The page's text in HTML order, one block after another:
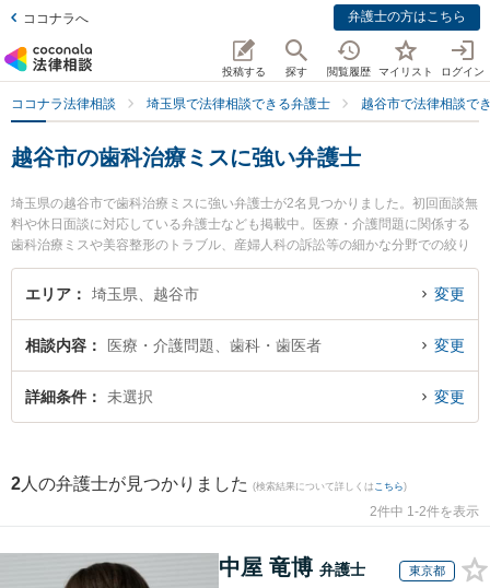
ココナラへ 弁護士の方はこちら
投稿する 探す 閲覧履歴 マイリスト ログイン
ココナラ法律相談 埼玉県で法律相談できる弁護士 越谷市で法律相談で
越谷市の歯科治療ミスに強い弁護士
埼玉県の越谷市で歯科治療ミスに強い弁護士が2名見つかりました。初回面談無
料や休日面談に対応している弁護士なども掲載中。医療・介護問題に関係する
歯科治療ミスや美容整形のトラブル、産婦人科の訴訟等の細かな分野での絞り
込み検索もでき便利です。特に中原征吾法律事務所の中原 征吾弁護士やしらこ
ばと法律事務所の渡部 友之弁護士のプロフィール情報や弁護士費用、強みなど
な近くの弁護士を検索したい』『初回相談無料で歯科治療ミスを法律相談でき
る越谷市内の弁護士に相談予約したい』などでお困りの相談者さんにおすすめ
です。
エリア 埼玉県、越谷市 変更
相談内容 医療・介護問題、歯科・歯医者 変更
詳細条件 未選択 変更
2 人の弁護士が見つかりました (検索結果について詳しくは こちら)
2件中 1-2件を表示
中屋 竜博 弁護士 東京都